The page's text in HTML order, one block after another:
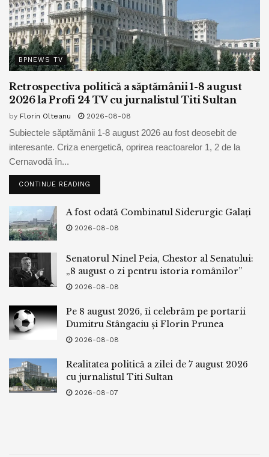
BPNEWS TV
Retrospectiva politică a săptămânii 1-8 august
2026 la Profi 24 TV cu jurnalistul Titi Sultan
by Florin Olteanu 2026-08-08
Subiectele săptămânii 1-8 august 2026 au fost deosebit de
interesante. Criza energetică, oprirea reactoarelor 1, 2 de la
Cernavodă în...
CONTINUE READING
A fost odată Combinatul Siderurgic Galați
2026-08-08
Senatorul Ninel Peia, Chestor al Senatului:
„8 august o zi pentru istoria românilor”
2026-08-08
Pe 8 august 2026, îi celebrăm pe portarii
Dumitru Stângaciu și Florin Prunea
2026-08-08
Realitatea politică a zilei de 7 august 2026
cu jurnalistul Titi Sultan
2026-08-07